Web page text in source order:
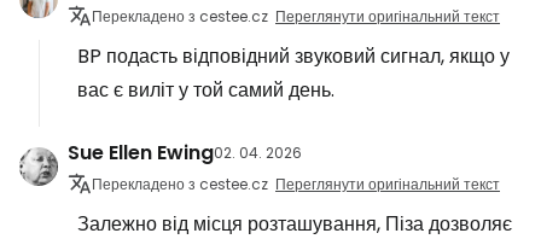
Перекладено з cestee.cz Переглянути оригінальний текст
BP подасть відповідний звуковий сигнал, якщо у
вас є виліт у той самий день.
Sue Ellen Ewing02. 04. 2026
Перекладено з cestee.cz Переглянути оригінальний текст
Залежно від місця розташування, Піза дозволяє